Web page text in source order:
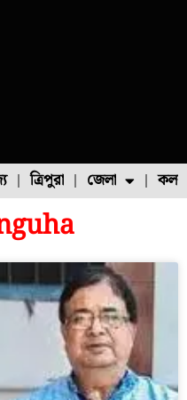
ফল চাষ মাছ চাষ
ত্রিপুরা জেলা